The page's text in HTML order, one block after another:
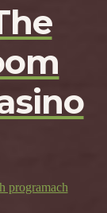
programach